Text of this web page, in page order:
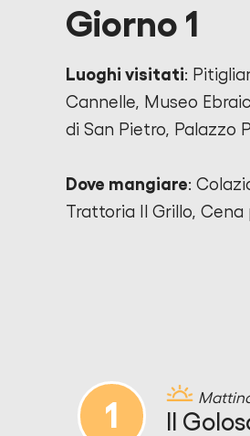
Giorno 1
Luoghi visitati:
Cannelle, Museo
di San Pietro, Palazzo
Dove mangiare:
Trattoria Il Grillo, Cena
1 Il